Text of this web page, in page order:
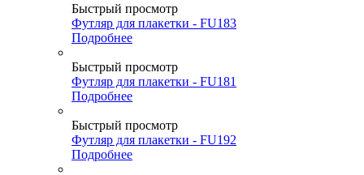
Быстрый просмотр
Футляр для плакетки - FU183
Подробнее
Быстрый просмотр
Футляр для плакетки - FU181
Подробнее
Быстрый просмотр
Футляр для плакетки - FU192
Подробнее